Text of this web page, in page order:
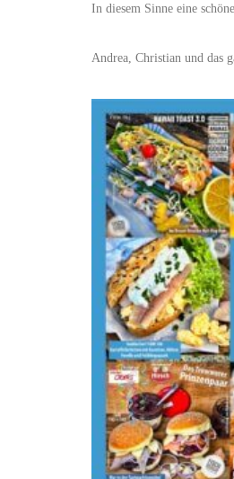
In diesem Sinne eine
Andrea, Christian und das